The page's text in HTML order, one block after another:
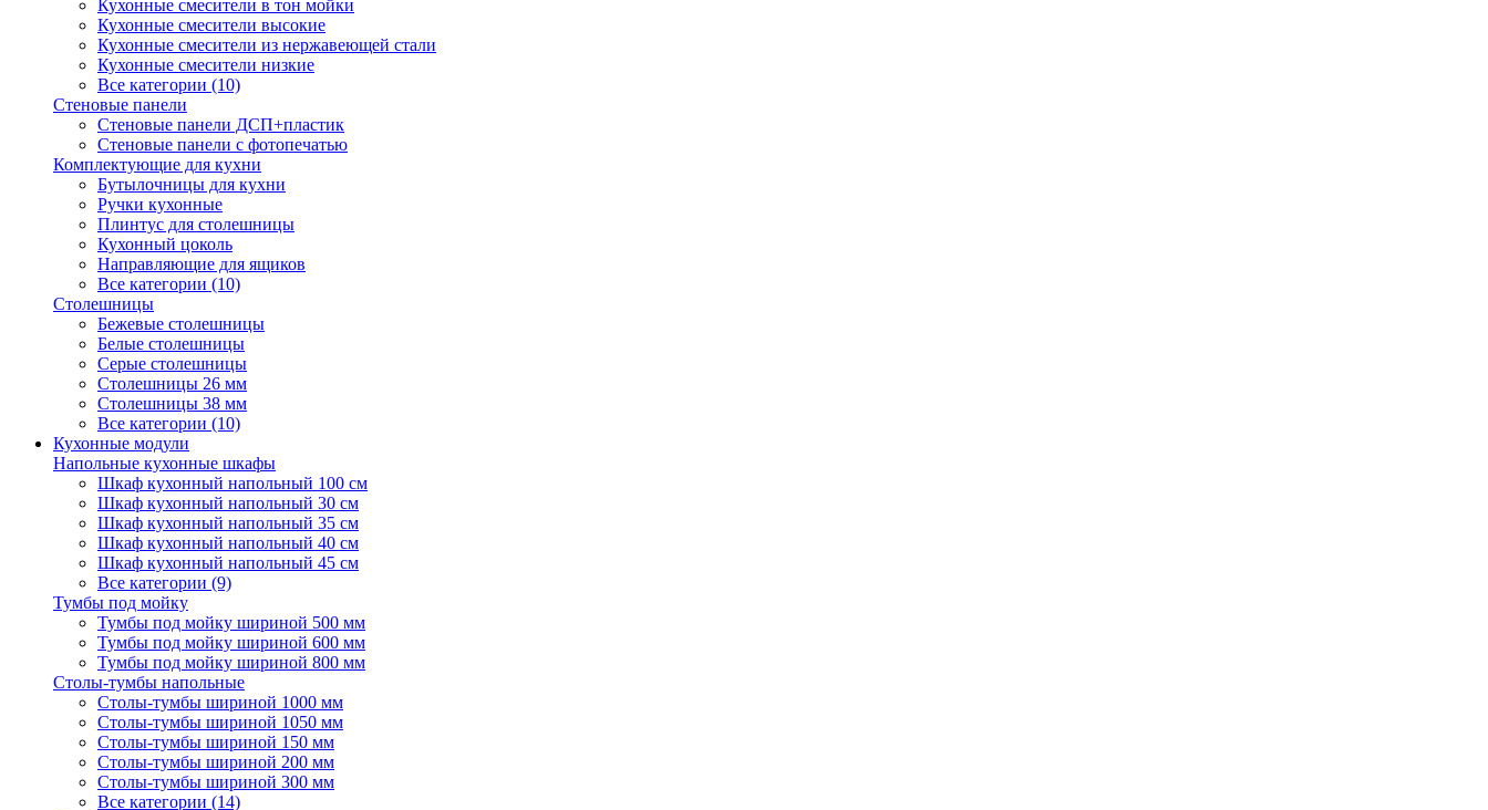
Кухонные смесители в тон мойки
Кухонные смесители высокие
Кухонные смесители из нержавеющей стали
Кухонные смесители низкие
Все категории (10)
Стеновые панели
Стеновые панели ДСП+пластик
Стеновые панели с фотопечатью
Комплектующие для кухни
Бутылочницы для кухни
Ручки кухонные
Плинтус для столешницы
Кухонный цоколь
Направляющие для ящиков
Все категории (10)
Столешницы
Бежевые столешницы
Белые столешницы
Серые столешницы
Столешницы 26 мм
Столешницы 38 мм
Все категории (10)
Кухонные модули
Напольные кухонные шкафы
Шкаф кухонный напольный 100 см
Шкаф кухонный напольный 30 см
Шкаф кухонный напольный 35 см
Шкаф кухонный напольный 40 см
Шкаф кухонный напольный 45 см
Все категории (9)
Тумбы под мойку
Тумбы под мойку шириной 500 мм
Тумбы под мойку шириной 600 мм
Тумбы под мойку шириной 800 мм
Столы-тумбы напольные
Столы-тумбы шириной 1000 мм
Столы-тумбы шириной 1050 мм
Столы-тумбы шириной 150 мм
Столы-тумбы шириной 200 мм
Столы-тумбы шириной 300 мм
Все категории (14)